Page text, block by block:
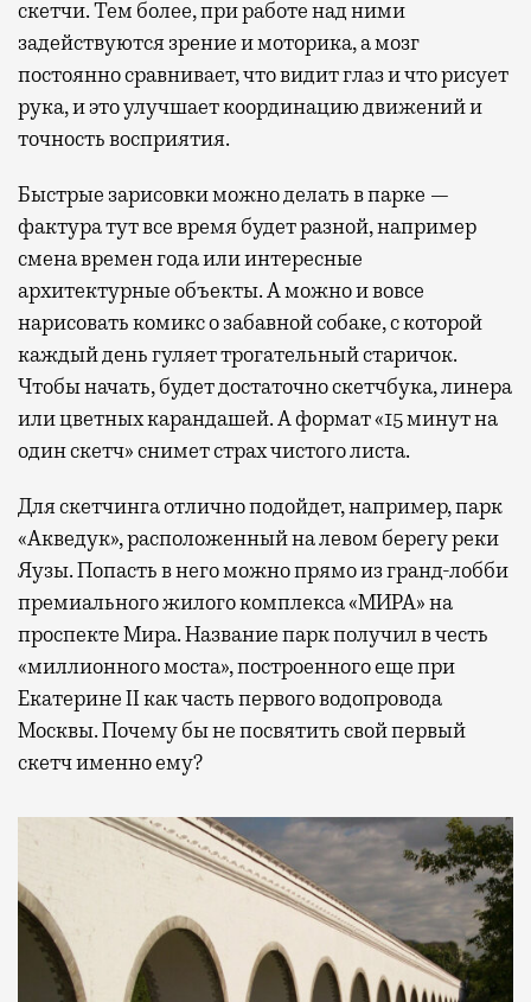
скетчи. Тем более, при работе над ними
задействуются зрение и моторика, а мозг
постоянно сравнивает, что видит глаз и что рисует
рука, и это улучшает координацию движений и
точность восприятия.
Быстрые зарисовки можно делать в парке —
фактура тут все время будет разной, например
смена времен года или интересные
архитектурные объекты. А можно и вовсе
нарисовать комикс о забавной собаке, с которой
каждый день гуляет трогательный старичок.
Чтобы начать, будет достаточно скетчбука, линера
или цветных карандашей. А формат «15 минут на
один скетч» снимет страх чистого листа.
Для скетчинга отлично подойдет, например, парк
«Акведук», расположенный на левом берегу реки
Яузы. Попасть в него можно прямо из гранд-лобби
премиального жилого комплекса «МИРА» на
проспекте Мира. Название парк получил в честь
«миллионного моста», построенного еще при
Екатерине II как часть первого водопровода
Москвы. Почему бы не посвятить свой первый
скетч именно ему?